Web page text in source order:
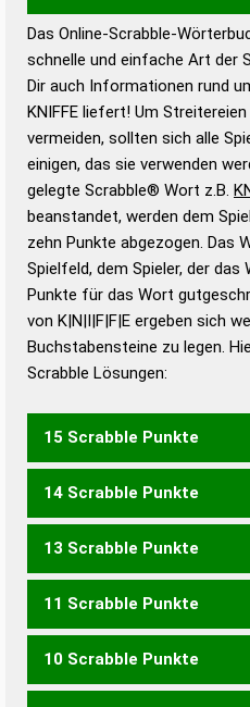
Wortwurzel liefert mit Hilfe
Wortanalyse-Algorithmus
Wortbedeutung,
Gültigkeit eines Wortes für
bestimmen!
zugelassene
Wörterbücher sind:
Duden
Duden
Deutsch
Duden
Duden
Das Online-Scrabble-
schnelle und einfache Art der
Dir auch Informationen rund
KNIFFE liefert! Um
vermeiden, sollten sich alle
einigen, das sie verwenden
gelegte Scrabble® Wort z.B.
beanstandet, werden dem
zehn Punkte abgezogen. Das
Spielfeld, dem Spieler, der
Punkte für das Wort
von K|N|I|F|F|E ergeben sich
Buchstabensteine zu legen.
Scrabble Lösungen:
15 Scrabble Punkte
KIFFEN
14 Scrabble Punkte
KIFFE
13 Scrabble Punkte
KIFF
11 Scrabble Punkte
FINKE KNEIF
10 Scrabble Punkte